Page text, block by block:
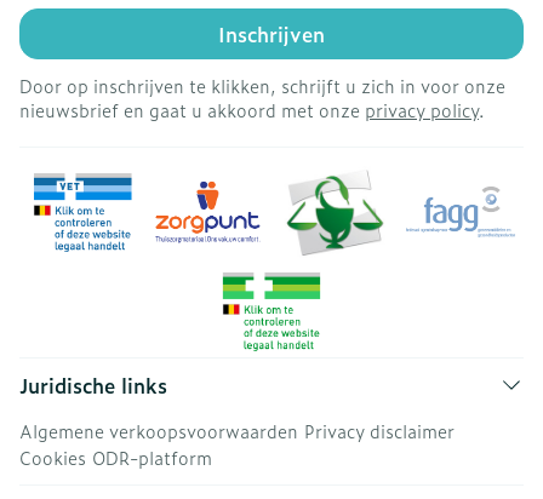
Inschrijven
Door op inschrijven te klikken, schrijft u zich in voor onze
nieuwsbrief en gaat u akkoord met onze privacy policy.
Juridische links
Algemene verkoopsvoorwaarden Privacy disclaimer
Cookies ODR-platform